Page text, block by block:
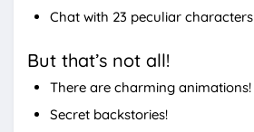
Chat with 23 peculiar characters
But that’s not all!
There are charming animations!
Secret backstories!